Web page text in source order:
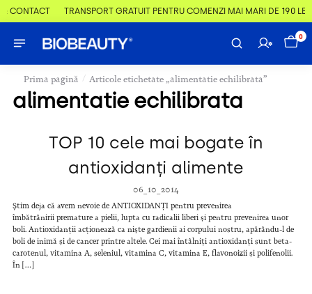
CONTACT TRANSPORT GRATUIT PENTRU COMENZI MAI MARI DE 190 LEI
0
Prima pagină / Articole etichetate „alimentatie echilibrata”
alimentatie echilibrata
TOP 10 cele mai bogate în
antioxidanți alimente
06_10_2014
Știm deja că avem nevoie de ANTIOXIDANȚI pentru prevenirea
îmbătrânirii premature a pielii, lupta cu radicalii liberi și pentru prevenirea unor
boli. Antioxidanții acționează ca niște gardienii ai corpului nostru, apărându-l de
boli de inimă și de cancer printre altele. Cei mai întâlniți antioxidanți sunt beta-
carotenul, vitamina A, seleniul, vitamina C, vitamina E, flavonoizii și polifenolii.
În […]